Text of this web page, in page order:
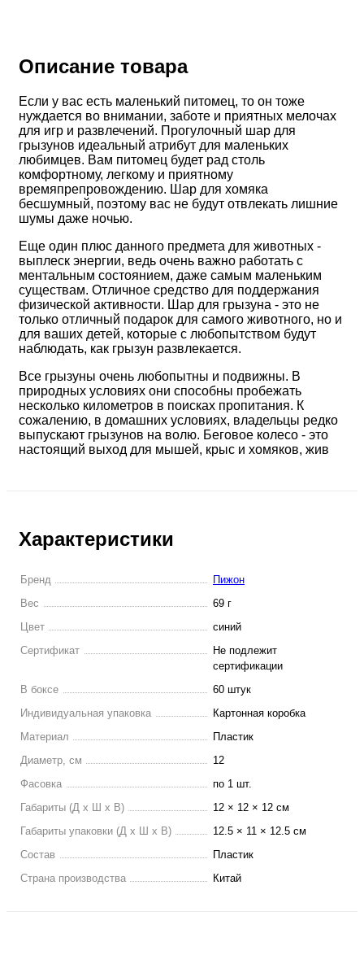
Описание товара
Если у вас есть маленький питомец, то он тоже
нуждается во внимании, заботе и приятных мелочах
для игр и развлечений. Прогулочный шар для
грызунов идеальный атрибут для маленьких
любимцев. Вам питомец будет рад столь
комфортному, легкому и приятному
времяпрепровождению. Шар для хомяка
бесшумный, поэтому вас не будут отвлекать лишние
шумы даже ночью.
Еще один плюс данного предмета для животных -
выплеск энергии, ведь очень важно работать с
ментальным состоянием, даже самым маленьким
существам. Отличное средство для поддержания
физической активности. Шар для грызуна - это не
только отличный подарок для самого животного, но и
для ваших детей, которые с любопытством будут
наблюдать, как грызун развлекается.
Все грызуны очень любопытны и подвижны. В
природных условиях они способны пробежать
несколько километров в поисках пропитания. К
сожалению, в домашних условиях, владельцы редко
выпускают грызунов на волю. Беговое колесо - это
настоящий выход для мышей, крыс и хомяков, жив
Характеристики
Бренд
Пижон
Вес
69 г
Цвет
синий
Сертификат
Не подлежит
сертификации
В боксе
60 штук
Индивидуальная упаковка
Картонная коробка
Материал
Пластик
Диаметр, см
12
Фасовка
по 1 шт.
Габариты (Д х Ш х В)
12 × 12 × 12 см
Габариты упаковки (Д х Ш х В)
12.5 × 11 × 12.5 см
Состав
Пластик
Страна производства
Китай